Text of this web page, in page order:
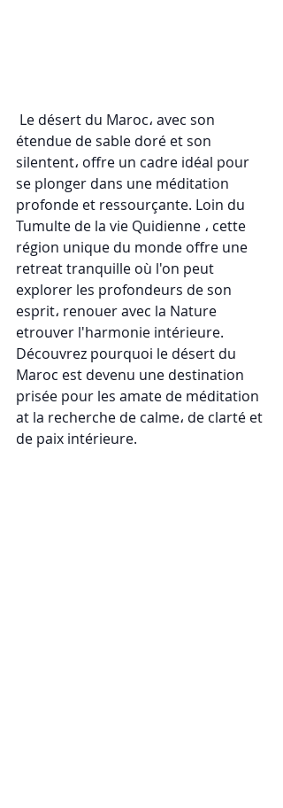
étendue de sable doré et son
silentent، offre un cadre idéal pour
se plonger dans une méditation
profonde et ressourçante. Loin du
Tumulte de la vie Quidienne ، cette
région unique du monde offre une
retreat tranquille où l'on peut
explorer les profondeurs de son
esprit، renouer avec la Nature
etrouver l'harmonie intérieure.
Découvrez pourquoi le désert du
Maroc est devenu une destination
prisée pour les amate de méditation
at la recherche de calme، de clarté et
de paix intérieure.